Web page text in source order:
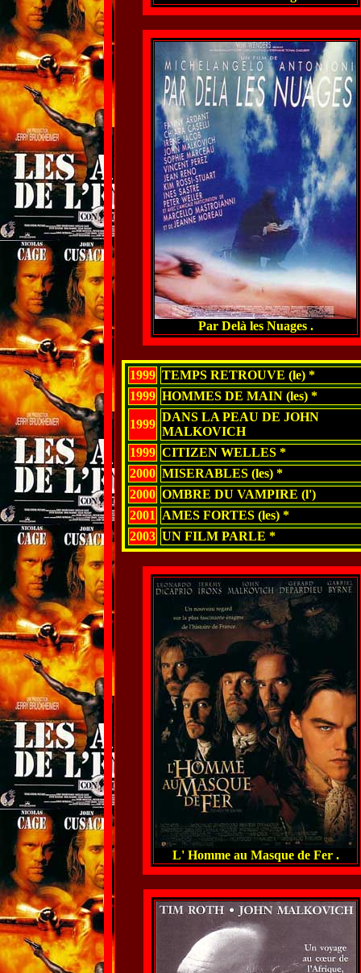
Par Delà les Nuages .
1999 TEMPS RETROUVE (le) *
1999 HOMMES DE MAIN (les) *
1999
DANS LA PEAU DE JOHN
MALKOVICH
1999 CITIZEN WELLES *
2000 MISERABLES (les) *
2000 OMBRE DU VAMPIRE (l')
2001
AMES FORTES (les) *
2003 UN FILM PARLE *
L' Homme au Masque de Fer .